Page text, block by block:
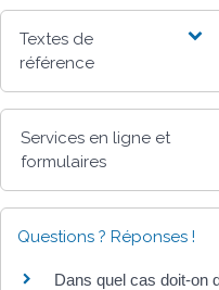
Textes de
référence
Services en ligne et
formulaires
Questions ? Réponses !
Dans quel cas doit-on